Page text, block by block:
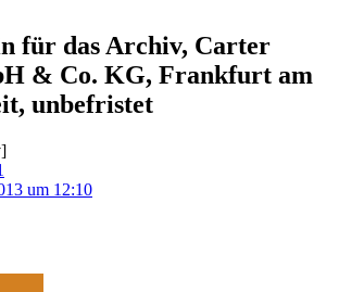
für das Archiv, Carter
& Co. KG, Frankfurt am
unbefristet
um 12:10